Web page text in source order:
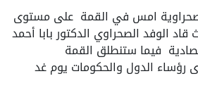
امس في القمة على مستوى
قاد الوفد الصحراوي الدكتور بابا أحمد
فيما ستنطلق القمة
رؤساء الدول والحكومات يوم غد